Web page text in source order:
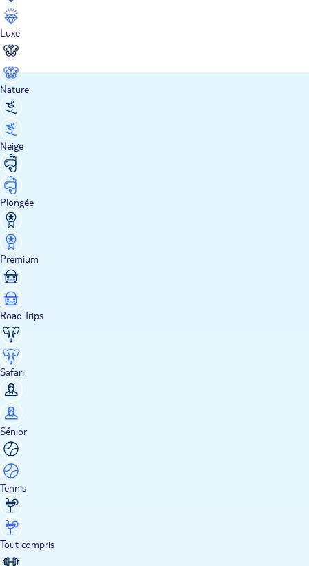
Luxe
Nature
Neige
Plongée
Premium
Road Trips
Safari
Sénior
Tennis
Tout compris